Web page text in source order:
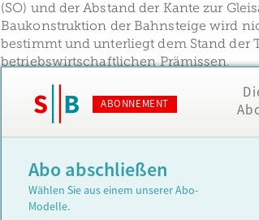
(SO) und der Abstand der Kante zur
Baukonstruktion der Bahnsteige wird
bestimmt und unterliegt dem Stand der
betriebswirtschaftlichen Prämissen.
ABONNEMENT
Abo abschließen
Wählen Sie aus einem unserer Abo-
Modelle.